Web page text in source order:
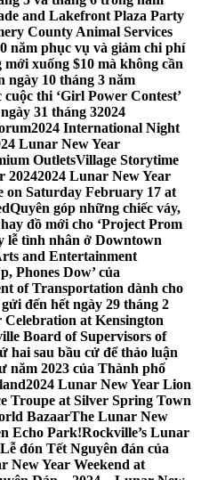
and Lakefront Plaza Party
County Animal Services
năm phục vụ và giảm chi phí
xuống $10 mà không cần
ngày 10 tháng 3 năm
thi ‘Girl Power Contest’
31 tháng 32024
2024 International Night
Lunar New Year
OutletsVillage Storytime
20242024 Lunar New Year
on Saturday February 17 at
Quyên góp những chiếc váy,
đồ mới cho ‘Project Prom
lễ tình nhân ở Downtown
and Entertainment
Phones Dow’ của
of Transportation dành cho
đến hết ngày 29 tháng 2
at Kensington
Board of Supervisors of
hai sau bầu cử để thảo luận
năm 2023 của Thành phố
2024 Lunar New Year Lion
Troupe at Silver Spring Town
BazaarThe Lunar New
Echo Park!Rockville’s Lunar
đón Tết Nguyên đán của
New Year Weekend at